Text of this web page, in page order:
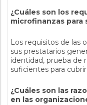
¿Cuáles son los
microfinanzas para
Los requisitos de las
sus prestatarios
identidad, prueba de
suficientes para
¿Cuáles son las
en las